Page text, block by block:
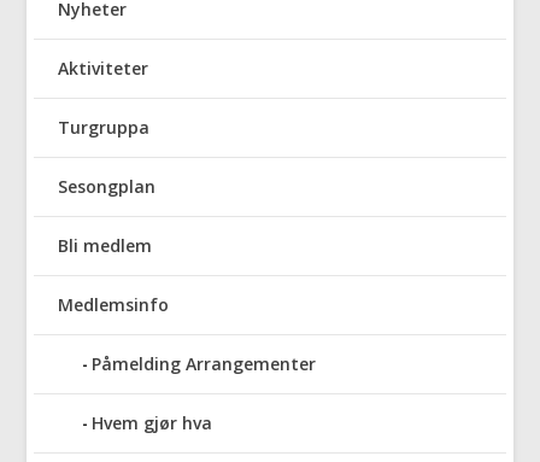
Nyheter
Aktiviteter
Turgruppa
Sesongplan
Bli medlem
Medlemsinfo
Påmelding Arrangementer
Hvem gjør hva